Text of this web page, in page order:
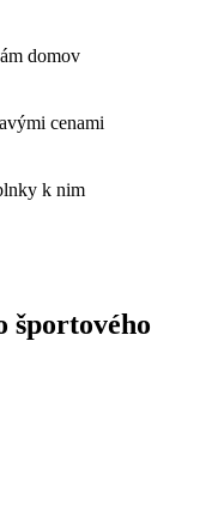
domov
cenami
k nim
športového